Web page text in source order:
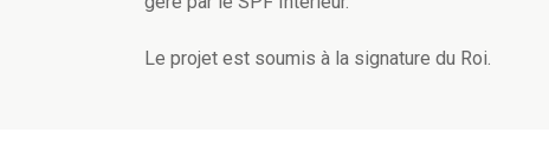
Le projet est soumis à la signature du Roi.